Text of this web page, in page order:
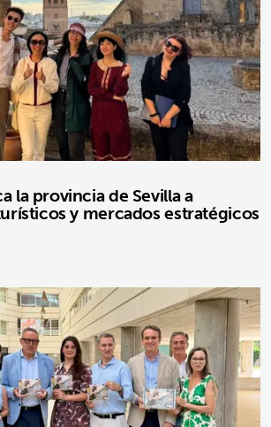
la provincia de Sevilla a
y mercados estratégicos